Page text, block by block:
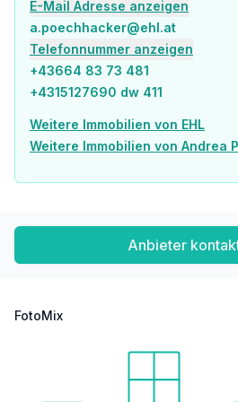
Geldautomat <250m
Bank <750m
Post <750m
Polizei <750m
Verkehr
Bus <250m
Straßenbahn <500m
Angaben Entfernung Luftlinie /
E-Mail Adresse anzeigen
a.poechhacker@ehl.at
Telefonnummer anzeigen
+43664 83 73 481
+4315127690 dw 411
Weitere Immobilien von EHL
Weitere Immobilien von Andrea
Anbieter
FotoMix